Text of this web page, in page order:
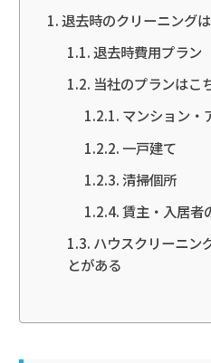
退去時のクリーニング
退去時費用プラン
当社のプランはこ
マンション・
一戸建て
清掃個所
賃主・入居者
ハウスクリーニン
とがある